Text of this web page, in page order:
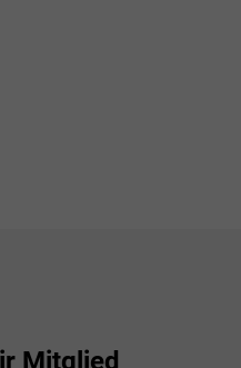
Mitglied